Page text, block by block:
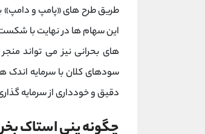
این سهام ‌ها در نهایت با
‌های بحرانی نیز می ‌تواند
سودهای کلان با سرمایه
دقیق و خودداری از سرمایه
چگونه پنی استاک